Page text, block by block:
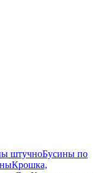
штучноБусины по
Крошка,